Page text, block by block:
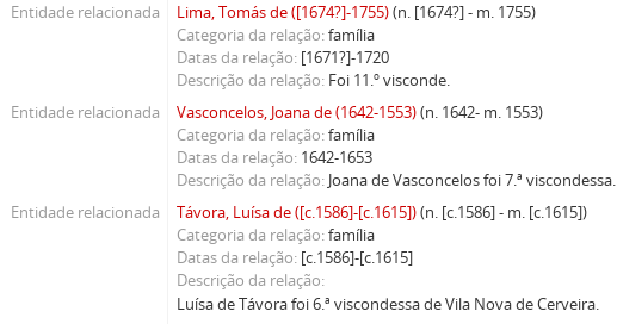
Entidade relacionada
Lima, Tomás de ([1674?]-1755)(n. [1674?] - m. 1755)
Categoria da relação família
Datas da relação [1671?]-1720
Descrição da relação Foi 11.º visconde.
Entidade relacionada
Vasconcelos, Joana de (1642-1553)(n. 1642- m. 1553)
Categoria da relação família
Datas da relação 1642-1653
Descrição da relação Joana de Vasconcelos foi 7.ª viscondessa.
Entidade relacionada
Távora, Luísa de ([c.1586]-[c.1615])(n. [c.1586] - m. [c.1615])
Categoria da relação família
Datas da relação [c.1586]-[c.1615]
Descrição da relação
Luísa de Távora foi 6.ª viscondessa de Vila Nova de Cerveira.